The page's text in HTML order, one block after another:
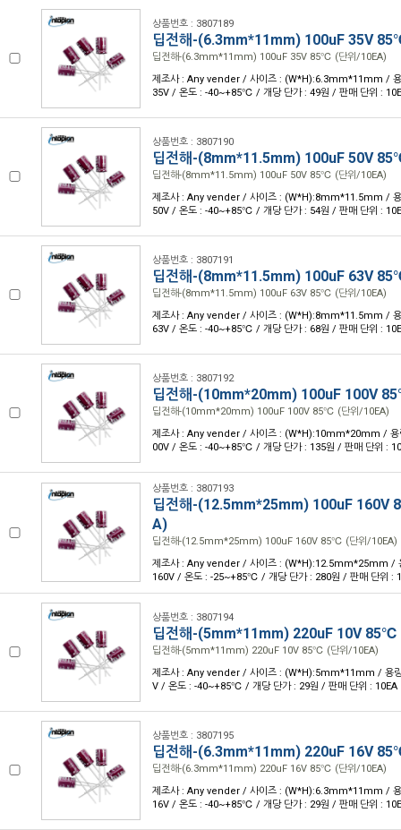
상품번호 : 3807189
딥전해-(6.3mm*11mm) 100uF 35V
딥전해-(6.3mm*11mm) 100uF 35V 85℃ (단위/10EA)
제조사 : Any vender / 사이즈 : (W*H):6.3mm*11mm /
35V / 온도 : -40~+85℃ / 개당 단가 : 49원 / 판매 단위 :
상품번호 : 3807190
딥전해-(8mm*11.5mm) 100uF 50V
딥전해-(8mm*11.5mm) 100uF 50V 85℃ (단위/10EA)
제조사 : Any vender / 사이즈 : (W*H):8mm*11.5mm /
50V / 온도 : -40~+85℃ / 개당 단가 : 54원 / 판매 단위 :
상품번호 : 3807191
딥전해-(8mm*11.5mm) 100uF 63V
딥전해-(8mm*11.5mm) 100uF 63V 85℃ (단위/10EA)
제조사 : Any vender / 사이즈 : (W*H):8mm*11.5mm /
63V / 온도 : -40~+85℃ / 개당 단가 : 68원 / 판매 단위 :
상품번호 : 3807192
딥전해-(10mm*20mm) 100uF 100V
딥전해-(10mm*20mm) 100uF 100V 85℃ (단위/10EA)
제조사 : Any vender / 사이즈 : (W*H):10mm*20mm / 용
00V / 온도 : -40~+85℃ / 개당 단가 : 135원 / 판매 단위 :
상품번호 : 3807193
딥전해-(12.5mm*25mm) 100uF 160V
A)
딥전해-(12.5mm*25mm) 100uF 160V 85℃ (단위/10EA)
제조사 : Any vender / 사이즈 : (W*H):12.5mm*25mm /
160V / 온도 : -25~+85℃ / 개당 단가 : 280원 / 판매 단위 :
상품번호 : 3807194
딥전해-(5mm*11mm) 220uF 10V 85℃
딥전해-(5mm*11mm) 220uF 10V 85℃ (단위/10EA)
제조사 : Any vender / 사이즈 : (W*H):5mm*11mm / 용
V / 온도 : -40~+85℃ / 개당 단가 : 29원 / 판매 단위 : 10EA
상품번호 : 3807195
딥전해-(6.3mm*11mm) 220uF 16V
딥전해-(6.3mm*11mm) 220uF 16V 85℃ (단위/10EA)
제조사 : Any vender / 사이즈 : (W*H):6.3mm*11mm /
16V / 온도 : -40~+85℃ / 개당 단가 : 29원 / 판매 단위 :